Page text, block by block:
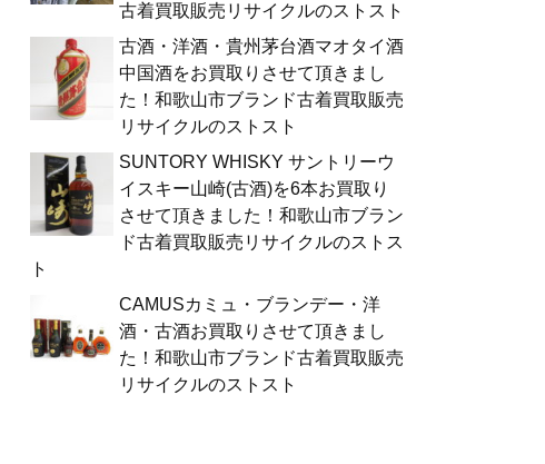
古着買取販売リサイクルのストスト
古酒・洋酒・貴州茅台酒マオタイ酒
中国酒をお買取りさせて頂きまし
た！和歌山市ブランド古着買取販売
リサイクルのストスト
SUNTORY WHISKY サントリーウ
イスキー山崎(古酒)を6本お買取り
させて頂きました！和歌山市ブラン
ド古着買取販売リサイクルのストス
ト
CAMUSカミュ・ブランデー・洋
酒・古酒お買取りさせて頂きまし
た！和歌山市ブランド古着買取販売
リサイクルのストスト